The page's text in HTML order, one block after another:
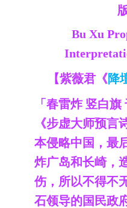
Bu Xu
【紫薇君《降
「春雷炸 竖白旗
《步虚大师预言
本侵略中国，最
炸广岛和长崎，
伤，所以不得不
石领导的国民政